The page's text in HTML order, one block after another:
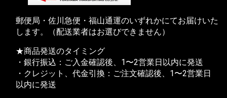
郵便局・佐川急便・福山通運のいずれかにてお届けいた
します。（配送業者はお選びできません）
★商品発送のタイミング
・銀行振込：ご入金確認後、1〜2営業日以内に発送
・クレジット、代金引換：ご注文確認後、1〜2営業日
以内に発送